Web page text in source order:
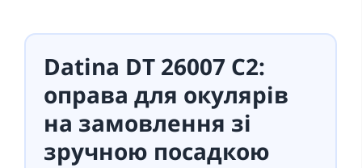
Datina DT 26007 C2:
оправа для окулярів
на замовлення зі
зручною посадкою